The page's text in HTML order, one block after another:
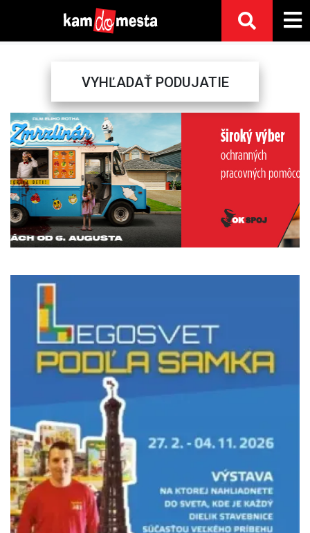
VYHĽADAŤ PODUJATIE
Previous